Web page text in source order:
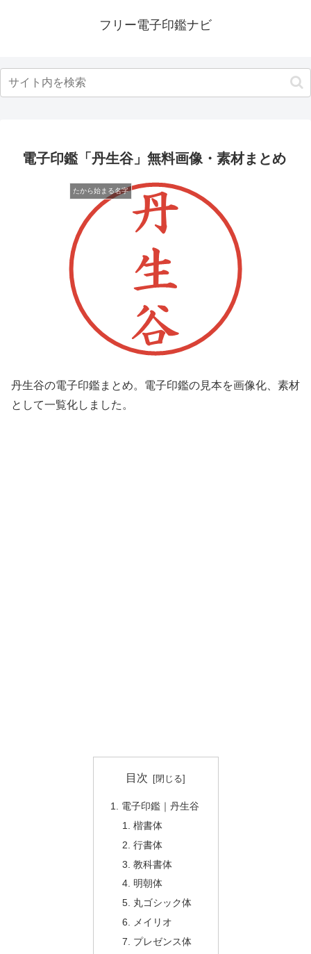
フリー電子印鑑ナビ
電子印鑑「丹生谷」無料画像・素材まとめ
たから始まる名字
丹生谷の電子印鑑まとめ。電子印鑑の見本を画像化、素材
として一覧化しました。
目次
電子印鑑｜丹生谷
楷書体
行書体
教科書体
明朝体
丸ゴシック体
メイリオ
プレゼンス体